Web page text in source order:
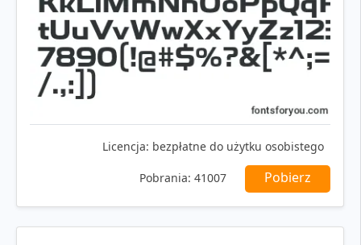
Licencja: bezpłatne do użytku osobistego
Pobrania: 41007 Pobierz